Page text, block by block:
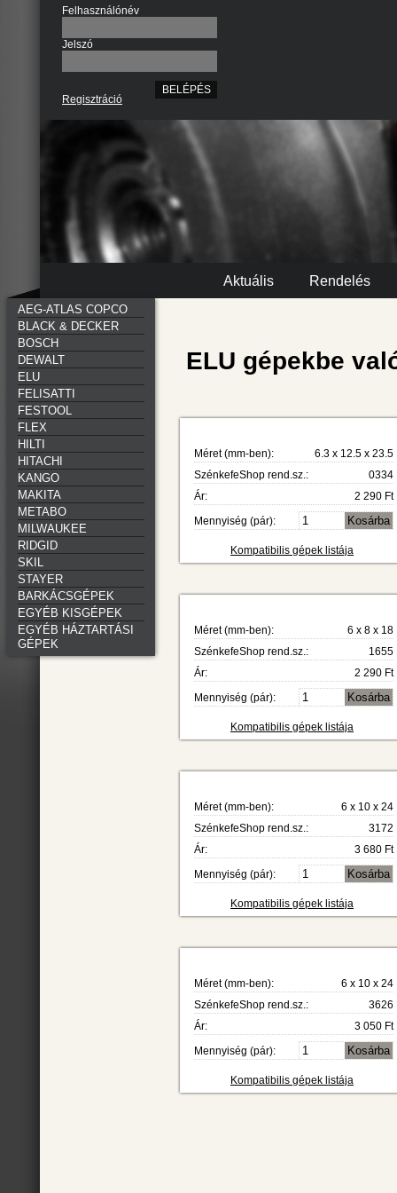
Felhasználónév
Jelszó
Regisztráció
Aktuális Rendelés
AEG-ATLAS COPCO
BLACK & DECKER
BOSCH
DEWALT
ELU
FELISATTI
FESTOOL
FLEX
HILTI
HITACHI
KANGO
MAKITA
METABO
MILWAUKEE
RIDGID
SKIL
STAYER
BARKÁCSGÉPEK
EGYÉB KISGÉPEK
EGYÉB HÁZTARTÁSI
GÉPEK
ELU gépekbe
Méret (mm-ben):
6.3 x 12.5 x 23.5
SzénkefeShop rend.sz.:
0334
Ár:
2 290 Ft
Mennyiség (pár):
Kompatibilis gépek listája
Méret (mm-ben):
6 x 8 x 18
SzénkefeShop rend.sz.:
1655
Ár:
2 290 Ft
Mennyiség (pár):
Kompatibilis gépek listája
Méret (mm-ben):
6 x 10 x 24
SzénkefeShop rend.sz.:
3172
Ár:
3 680 Ft
Mennyiség (pár):
Kompatibilis gépek listája
Méret (mm-ben):
6 x 10 x 24
SzénkefeShop rend.sz.:
3626
Ár:
3 050 Ft
Mennyiség (pár):
Kompatibilis gépek listája